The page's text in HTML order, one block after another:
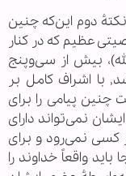
دوم این‌که چنین
عظیم که در کنار
بیش از سی‌وپنج
با اشراف کامل بر
چنین پیامی را برای
نمی‌تواند دارای
کسی نمی‌رود و برای
واقعاً خداوند را